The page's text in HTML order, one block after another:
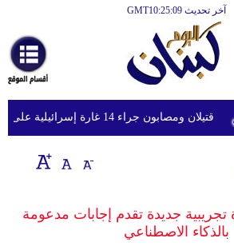
آخر تحديث GMT10:25:09
أخبارعاجلة
رياضة
ثقافة
إقتصاد
وموسيقى
قتيلان ومصابون جراء 14 غارة إسرائيلية على شرق وجنوب لبنان
جديدة تقدم إجابات مدعومة
بالذكاء الاصطناعي